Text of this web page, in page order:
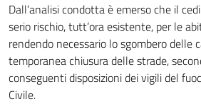
Dall’analisi condotta è emerso che il
serio rischio, tutt’ora esistente, per le
rendendo necessario lo sgombero delle
temporanea chiusura delle strade,
conseguenti disposizioni dei vigili del
Civile.